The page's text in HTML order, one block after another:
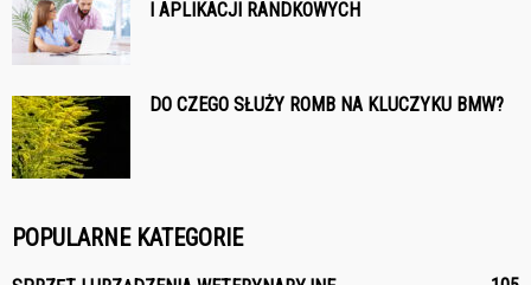
I APLIKACJI RANDKOWYCH
DO CZEGO SŁUŻY ROMB NA KLUCZYKU BMW?
POPULARNE KATEGORIE